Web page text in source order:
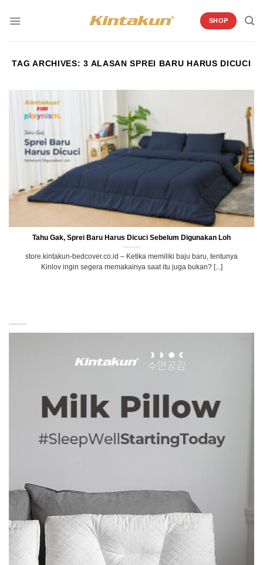
SHOP
TAG ARCHIVES:3 ALASAN SPREI BARU HARUS DICUCI
Tahu Gak, Sprei Baru Harus Dicuci Sebelum Digunakan Loh
store.kintakun-bedcover.co.id – Ketika memiliki baju baru, tentunya
Kinlov ingin segera memakainya saat itu juga bukan? [...]